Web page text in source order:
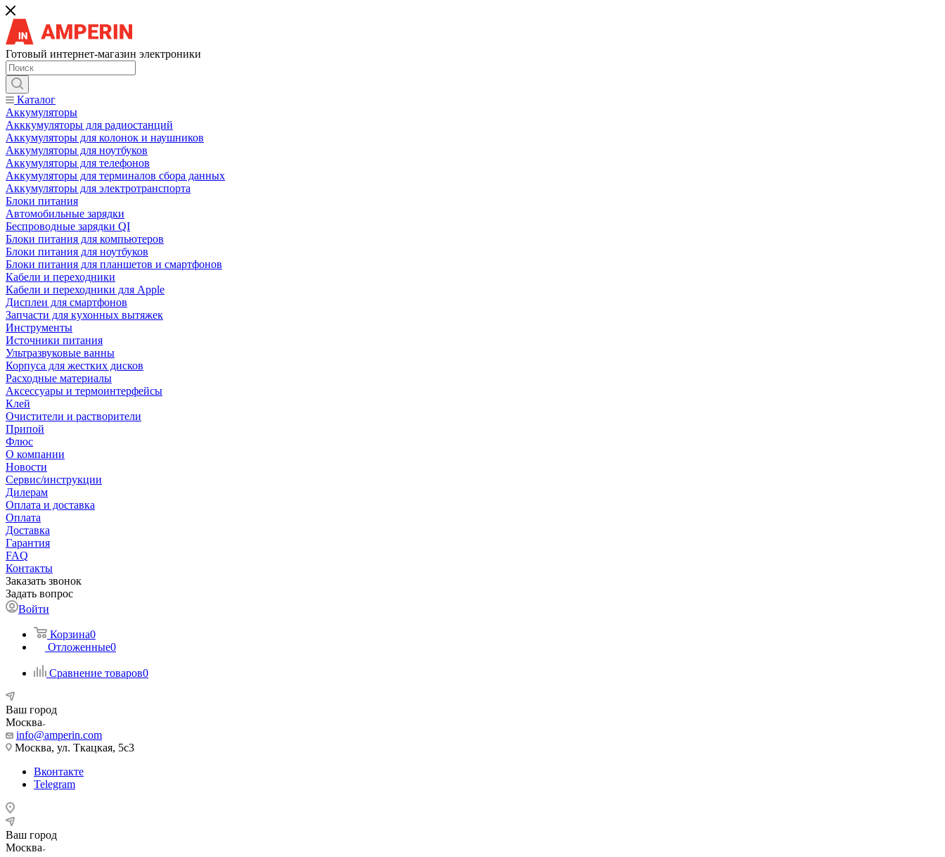
Готовый интернет-магазин электроники
Каталог
Аккумуляторы
Акккумуляторы для радиостанций
Аккумуляторы для колонок и наушников
Аккумуляторы для ноутбуков
Аккумуляторы для телефонов
Аккумуляторы для терминалов сбора данных
Аккумуляторы для электротранспорта
Блоки питания
Автомобильные зарядки
Беспроводные зарядки QI
Блоки питания для компьютеров
Блоки питания для ноутбуков
Блоки питания для планшетов и смартфонов
Кабели и переходники
Кабели и переходники для Apple
Дисплеи для смартфонов
Запчасти для кухонных вытяжек
Инструменты
Источники питания
Ультразвуковые ванны
Корпуса для жестких дисков
Расходные материалы
Аксессуары и термоинтерфейсы
Клей
Очистители и растворители
Припой
Флюс
О компании
Новости
Сервис/инструкции
Дилерам
Оплата и доставка
Оплата
Доставка
Гарантия
FAQ
Контакты
Заказать звонок
Задать вопрос
Войти
Корзина0
Отложенные0
Сравнение товаров0
Ваш город
Москва
info@amperin.com
Москва, ул. Ткацкая, 5с3
Вконтакте
Telegram
Ваш город
Москва